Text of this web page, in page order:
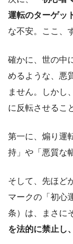
運転のターゲッ
な不安。ここ、
確かに、世の中
めるような、悪
ません。しかし
に反転させるこ
第一に、煽り運
持」や「悪質な
そして、先ほど
マークの「初心
条）は、まさに
を法的に禁止し